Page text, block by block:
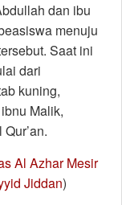
dan ibu
menuju
Saat ini
dari
kuning,
Malik,
Al Azhar Mesir
Jiddan)